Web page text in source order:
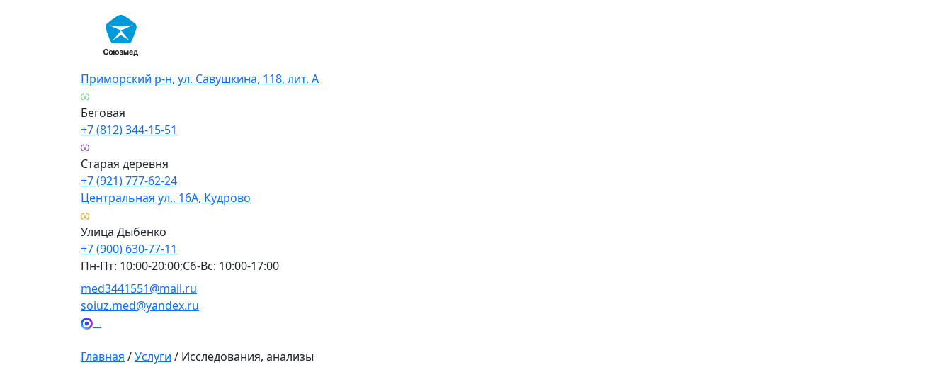
Приморский р-н, ул. Савушкина, 118, лит. А
Беговая
+7 (812) 344-15-51
Старая деревня
+7 (921) 777-62-24
Центральная ул., 16А, Кудрово
Улица Дыбенко
+7 (900) 630-77-11
Пн-Пт: 10:00-20:00;Сб-Вс: 10:00-17:00
med3441551@mail.ru
soiuz.med@yandex.ru
Главная /Услуги / Исследования, анализы